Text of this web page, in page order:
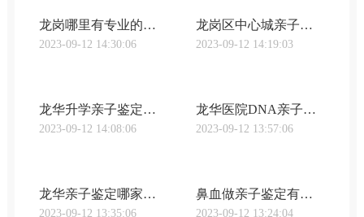
龙岗哪里有专业的亲子鉴定机构（亲子鉴定详细流程介绍）
2023-09-12 14:30:06
龙岗区中心城亲子鉴定医院有哪些？亲子鉴定的流程是怎样的？
2023-09-12 14:19:03
龙华升学亲子鉴定收费标准汇总（2020最新费用标准一览）
2023-09-12 14:08:06
龙华医院DNA亲子鉴定有哪些优势（亲子鉴定流程及收费标准）
2023-09-12 13:57:06
龙华亲子鉴定哪家医院最好（龙华亲子鉴定服务推荐）
2023-09-12 13:35:06
鼻血做亲子鉴定有什么用？鼻血亲子鉴定的精准度如何？
2023-09-12 13:24:04